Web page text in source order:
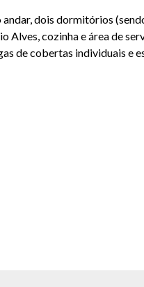
dois dormitórios
Alves, cozinha e área de
de cobertas individuais e